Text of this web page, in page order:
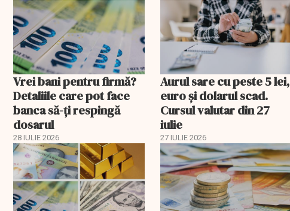
Vrei bani pentru firmă?
Detaliile care pot face
banca să-ți respingă
dosarul
28 IULIE 2026
Aurul sare cu peste 5 lei,
euro și dolarul scad.
Cursul valutar din 27
iulie
27 IULIE 2026